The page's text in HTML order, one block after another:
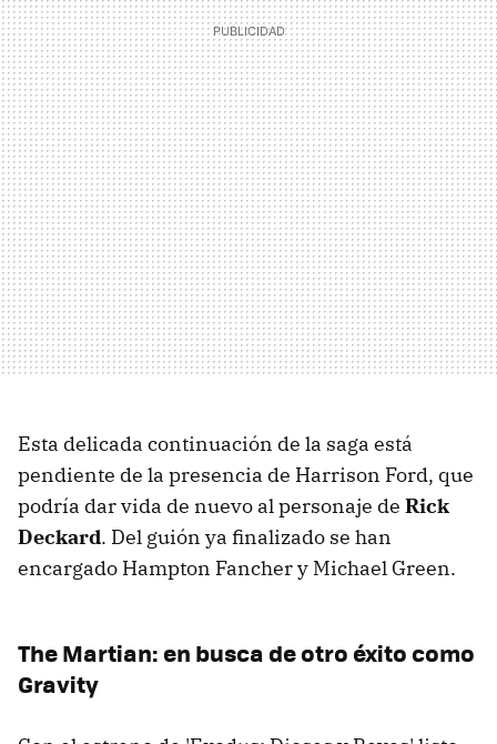
Esta delicada continuación de la saga está
pendiente de la presencia de Harrison Ford, que
podría dar vida de nuevo al personaje de Rick
Deckard. Del guión ya finalizado se han
encargado Hampton Fancher y Michael Green.
The Martian: en busca de otro éxito como
Gravity